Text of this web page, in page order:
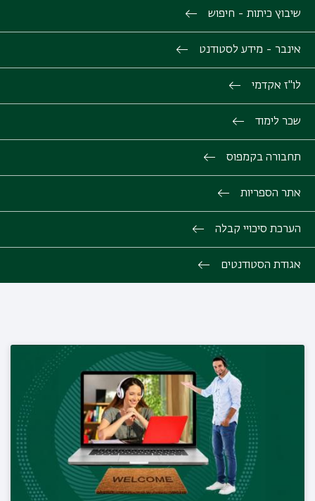
שיבוץ כיתות - חיפוש
אינבר - מידע לסטודנט
לו"ז אקדמי
שכר לימוד
תחבורה בקמפוס
אתר הספריות
הערכת סיכויי קבלה
אגודת הסטודנטים